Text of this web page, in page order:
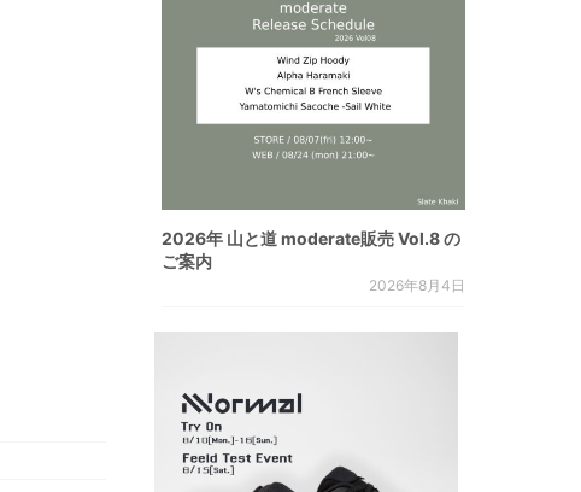
2026年 山と道 moderate販売 Vol.8 の
ご案内
2026年8月4日